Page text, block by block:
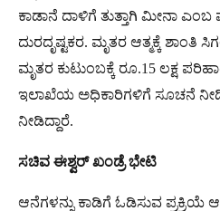
ಕಾಡಾನೆ ದಾಳಿಗೆ ತುತ್ತಾಗಿ ಮೀನಾ
ದುರದೃಷ್ಟಕರ. ಮೃತರ ಆತ್ಮಕ್ಕೆ ಶಾಂತಿ
ಮೃತರ ಕುಟುಂಬಕ್ಕೆ ರೂ.15 ಲಕ್ಷ
ಇಲಾಖೆಯ ಅಧಿಕಾರಿಗಳಿಗೆ ಸೂಚನೆ
ನೀಡಿದ್ದಾರೆ.
ಸಚಿವ ಈಶ್ವರ್ ಖಂಡ್ರೆ ಭೇಟಿ
ಆನೆಗಳನ್ನು ಕಾಡಿಗೆ ಓಡಿಸುವ ಪ್ರಕ್ರಿಯೆ